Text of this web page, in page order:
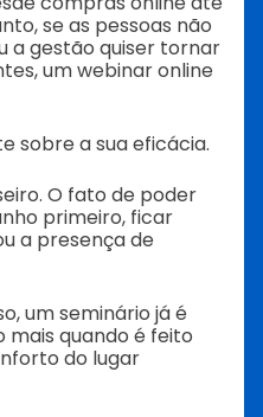
se as pessoas não
a gestão quiser tornar
um webinar online
sobre a sua eficácia.
O fato de poder
primeiro, ficar
a presença de
um seminário já é
quando é feito
do lugar